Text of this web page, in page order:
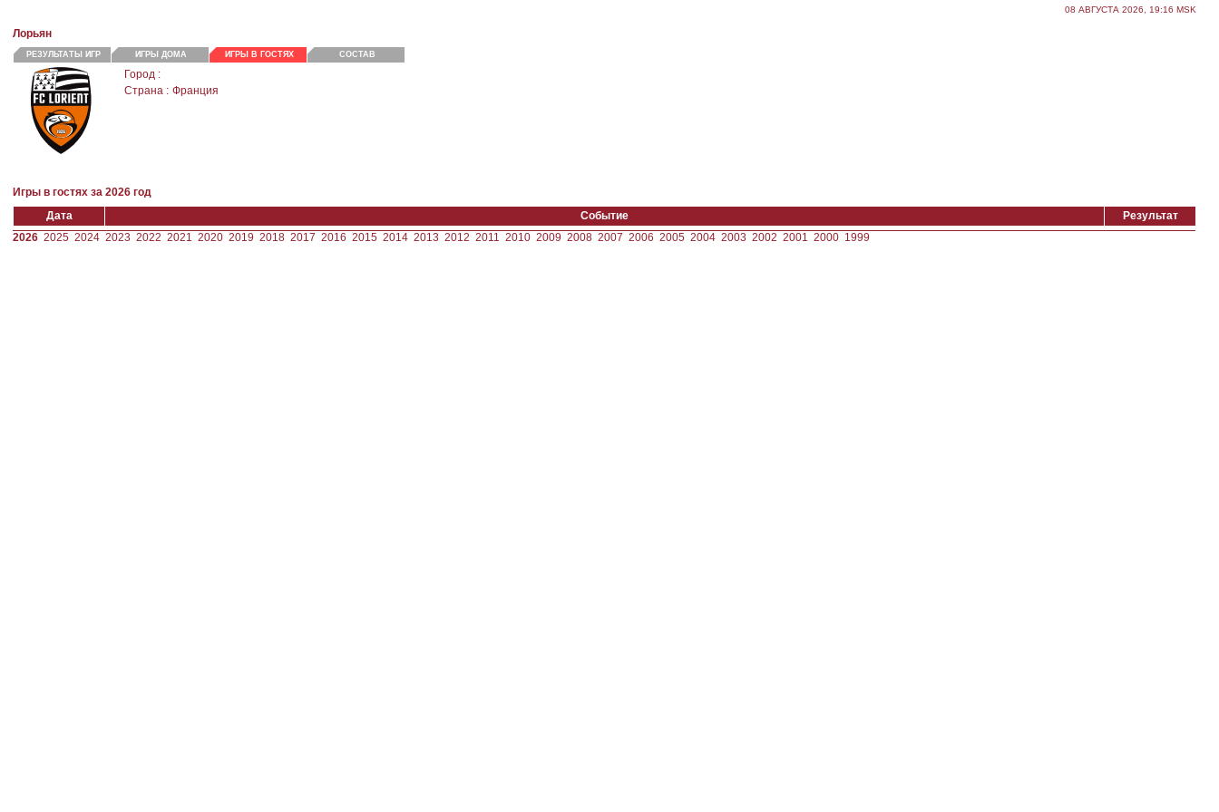
08 АВГУСТА 2026, 19:16 MSK
Лорьян
РЕЗУЛЬТАТЫ ИГР ИГРЫ ДОМА ИГРЫ В ГОСТЯХ СОСТАВ
Город :
Страна : Франция
Игры в гостях за 2026 год
Дата
Событие
Результат
2026 2025 2024 2023 2022 2021 2020 2019 2018 2017 2016 2015 2014 2013 2012 2011 2010 2009 2008 2007 2006 2005 2004 2003 2002 2001 2000 1999